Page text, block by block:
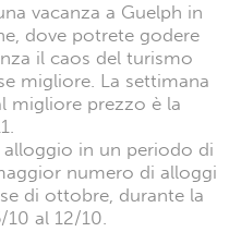
vacanza a Guelph in
dove potrete godere
il caos del turismo
migliore. La settimana
migliore prezzo è la
alloggio in un periodo di
numero di alloggi
di ottobre, durante la
10 al 12/10.